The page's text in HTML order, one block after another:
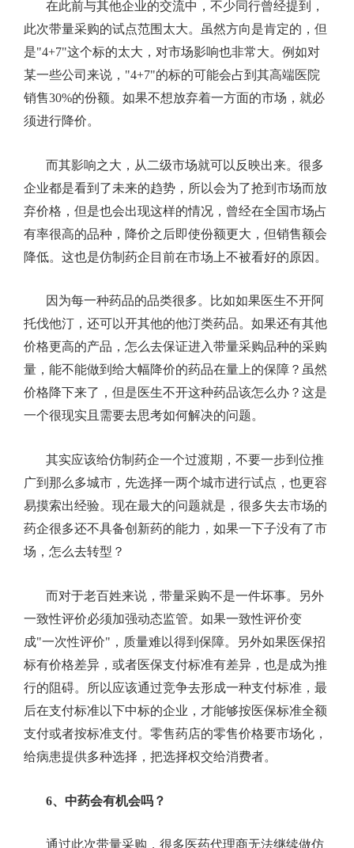
在此前与其他企业的交流中，不少同行曾经提到，
此次带量采购的试点范围太大。虽然方向是肯定的，但
是"4+7"这个标的太大，对市场影响也非常大。例如对
某一些公司来说， "4+7"的标的可能会占到其高端医院
销售30%的份额。如果不想放弃着一方面的市场，就必
须进行降价。
而其影响之大，从二级市场就可以反映出来。很多
企业都是看到了未来的趋势，所以会为了抢到市场而放
弃价格，但是也会出现这样的情况，曾经在全国市场占
有率很高的品种，降价之后即使份额更大，但销售额会
降低。这也是仿制药企目前在市场上不被看好的原因。
因为每一种药品的品类很多。比如如果医生不开阿
托伐他汀，还可以开其他的他汀类药品。如果还有其他
价格更高的产品，怎么去保证进入带量采购品种的采购
量，能不能做到给大幅降价的药品在量上的保障？虽然
价格降下来了，但是医生不开这种药品该怎么办？这是
一个很现实且需要去思考如何解决的问题。
其实应该给仿制药企一个过渡期，不要一步到位推
广到那么多城市，先选择一两个城市进行试点，也更容
易摸索出经验。现在最大的问题就是，很多失去市场的
药企很多还不具备创新药的能力，如果一下子没有了市
场，怎么去转型？
而对于老百姓来说，带量采购不是一件坏事。另外
一致性评价必须加强动态监管。如果一致性评价变
成"一次性评价" ，质量难以得到保障。另外如果医保招
标有价格差异，或者医保支付标准有差异，也是成为推
行的阻碍。所以应该通过竞争去形成一种支付标准，最
后在支付标准以下中标的企业，才能够按医保标准全额
支付或者按标准支付。零售药店的零售价格要市场化，
给病患提供多种选择，把选择权交给消费者。
6、 中药会有机会吗？
通过此次带量采购，很多医药代理商无法继续做仿